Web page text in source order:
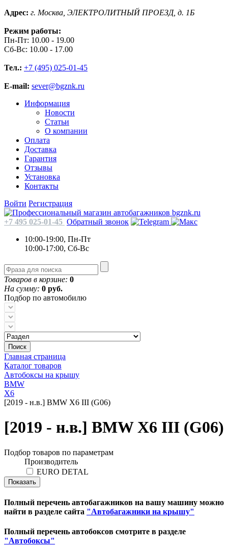
Адрес: г. Москва, ЭЛЕКТРОЛИТНЫЙ ПРОЕЗД, д. 1Б
Режим работы:
Пн-Пт: 10.00 - 19.00
Сб-Вс: 10.00 - 17.00
Тел.: +7 (495) 025-01-45
E-mail: sever@bgznk.ru
Информация
Новости
Статьи
О компании
Оплата
Доставка
Гарантия
Отзывы
Установка
Контакты
Войти Регистрация
+7 495 025-01-45 Обратный звонок
10:00-19:00, Пн-Пт
10:00-17:00, Сб-Вс
Товаров в корзине: 0
На сумму: 0 руб.
Подбор по автомобилю
Поиск
Главная страница
Каталог товаров
Автобоксы на крышу
BMW
X6
[2019 - н.в.] BMW X6 III (G06)
[2019 - н.в.] BMW X6 III (G06)
Подбор товаров по параметрам
Производитель
EURO DETAL
Полный перечень автобагажников на вашу машину можно
найти в разделе сайта "Автобагажники на крышу"
Полный перечень автобоксов смотрите в разделе
"Автобоксы"